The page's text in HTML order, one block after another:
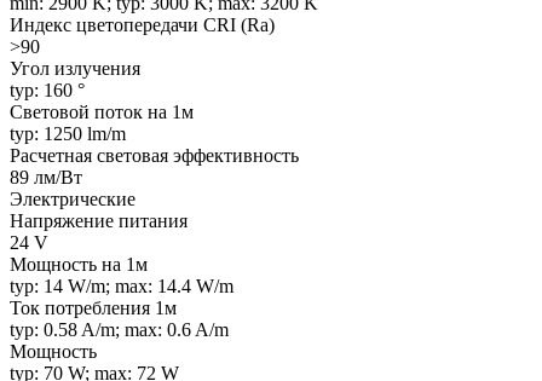
Индекс цветопередачи CRI (Ra)
>90
Угол излучения
typ: 160 °
Световой поток на 1м
typ: 1250 lm/m
Расчетная световая эффективность
89 лм/Вт
Электрические
Напряжение питания
24 V
Мощность на 1м
typ: 14 W/m; max: 14.4 W/m
Ток потребления 1м
typ: 0.58 A/m; max: 0.6 A/m
Мощность
typ: 70 W; max: 72 W